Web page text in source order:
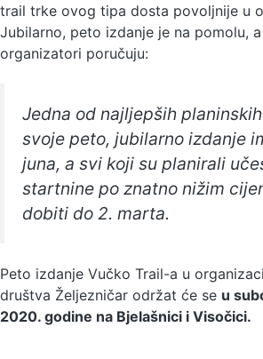
trail trke ovog tipa dosta povoljnije u
Jubilarno, peto izdanje je na pomolu,
organizatori poručuju:
Jedna od najljepših
svoje peto, jubilarno izdanje
juna, a svi koji su planirali
startnine po znatno nižim
dobiti do 2. marta.
Peto izdanje Vučko Trail-a u
društva Željezničar održat će se u
2020. godine na Bjelašnici i Visočici.